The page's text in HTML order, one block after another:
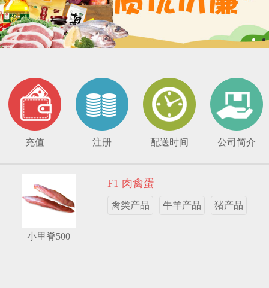
充值 注册 配送时间 公司简介
小里脊500
F1 肉禽蛋
禽类产品 牛羊产品 猪产品